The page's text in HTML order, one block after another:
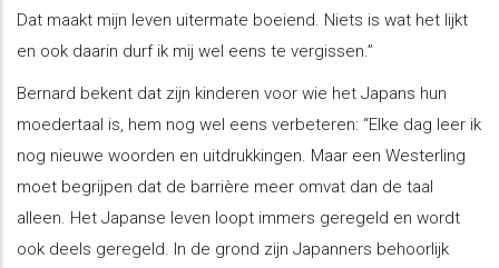
Dat maakt mijn leven uitermate boeiend. Niets is wat het lijkt
en ook daarin durf ik mij wel eens te vergissen.”
Bernard bekent dat zijn kinderen voor wie het Japans hun
moedertaal is, hem nog wel eens verbeteren: “Elke dag leer ik
nog nieuwe woorden en uitdrukkingen. Maar een Westerling
moet begrijpen dat de barrière meer omvat dan de taal
alleen. Het Japanse leven loopt immers geregeld en wordt
ook deels geregeld. In de grond zijn Japanners behoorlijk